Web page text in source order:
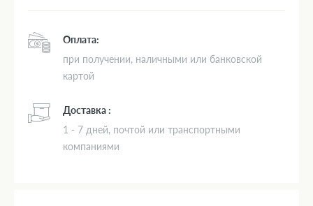
Оплата:
при получении, наличными или банковской
картой
Доставка :
1 - 7 дней, почтой или транспортными
компаниями